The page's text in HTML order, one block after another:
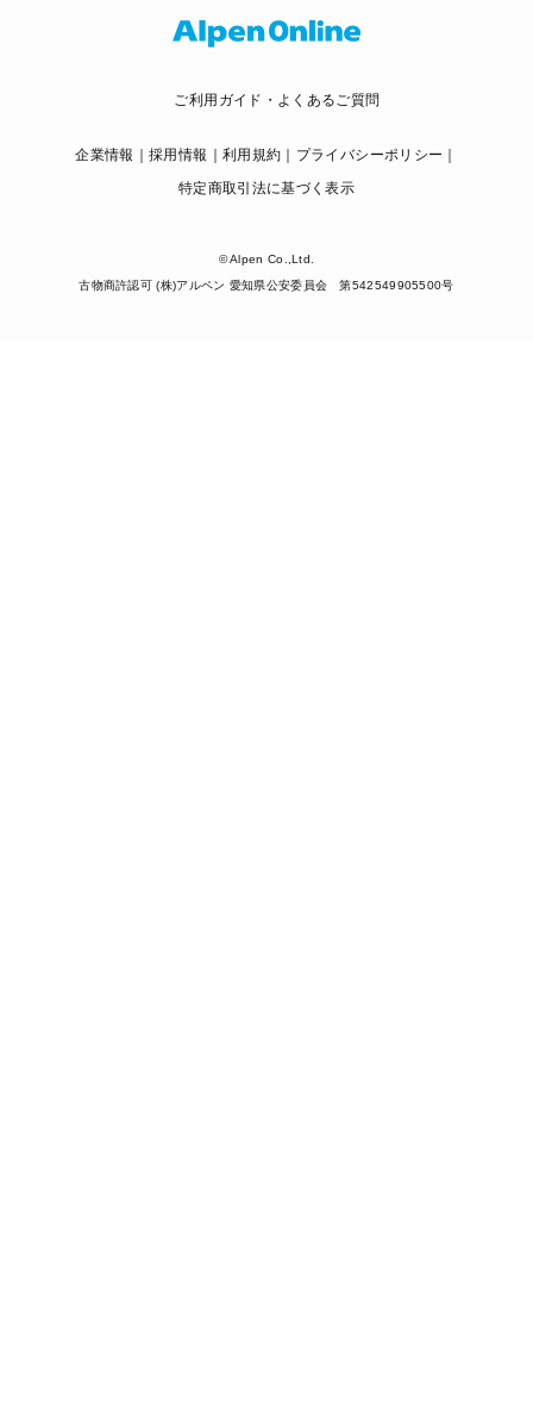
ご利用ガイド・よくあるご質問
企業情報 採用情報 利用規約
プライバシーポリシー
特定商取引法に基づく表示
© Alpen Co.,Ltd.
古物商許認可 (株)アルペン 愛知県公安委員会 第542549905500号